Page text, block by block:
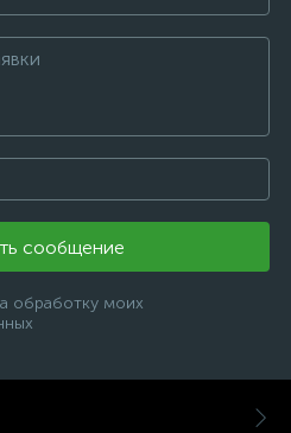
сообщение
обработку моих